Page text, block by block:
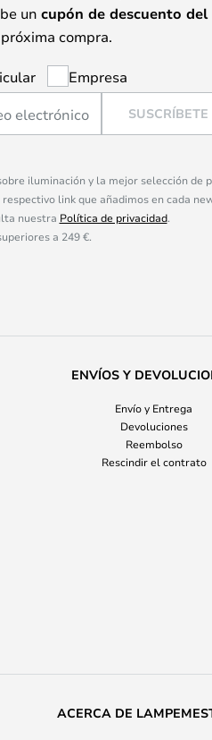
un cupón de descuento del
compra.
Empresa
SUSCRÍBETE
iluminación y la mejor selección de
link que añadimos en cada
nuestra Política de privacidad.
a 249 €.
ENVÍOS Y
Envío y Entrega
Devoluciones
Reembolso
Rescindir el contrato
ACERCA DE